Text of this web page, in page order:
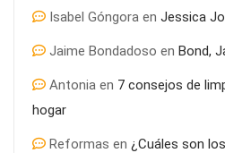
¿Por qué es importante el
Isabel Góngora en Jessica
Jaime Bondadoso en Bond,
Antonia en 7 consejos de
hogar
Reformas en ¿Cuáles son